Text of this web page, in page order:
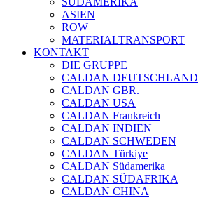
ASIEN
ROW
MATERIALTRANSPORT
KONTAKT
DIE GRUPPE
CALDAN DEUTSCHLAND
CALDAN GBR.
CALDAN USA
CALDAN Frankreich
CALDAN INDIEN
CALDAN SCHWEDEN
CALDAN Türkiye
CALDAN Südamerika
CALDAN SÜDAFRIKA
CALDAN CHINA